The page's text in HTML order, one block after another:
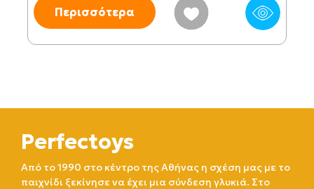
Περισσότερα
Perfectoys
Από το 1990 στο κέντρο της Αθήνας η σχέση μας με το
παιχνίδι ξεκίνησε να έχει μια σύνδεση γλυκιά. Στο